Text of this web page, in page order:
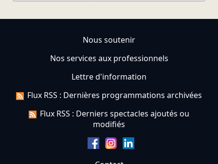
Nous soutenir
Nos services aux professionnels
Lettre d'information
Flux RSS : Dernières programmations archivées
Flux RSS : Derniers spectacles ajoutés ou
modifiés